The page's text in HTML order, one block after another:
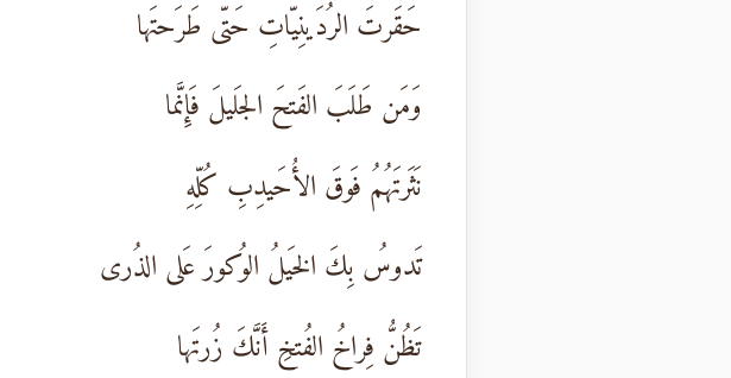
حَقَرتَ الرُدَينِيّاتِ حَتّى طَرَحتَها
وَمَن طَلَبَ الفَتحَ الجَليلَ فَإِنَّما
نَثَرتَهُمُ فَوقَ الأُحَيدِبِ كُلِّهِ
تَدوسُ بِكَ الخَيلُ الوُكورَ عَلى الذُرى
تَظُنُّ فِراخُ الفُتخِ أَنَّكَ زُرتَها